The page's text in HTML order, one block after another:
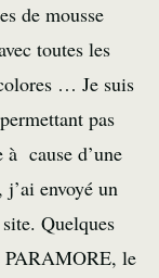
de mousse
toutes les
… Je suis
pas
à cause d’une
envoyé un
Quelques
PARAMORE, le